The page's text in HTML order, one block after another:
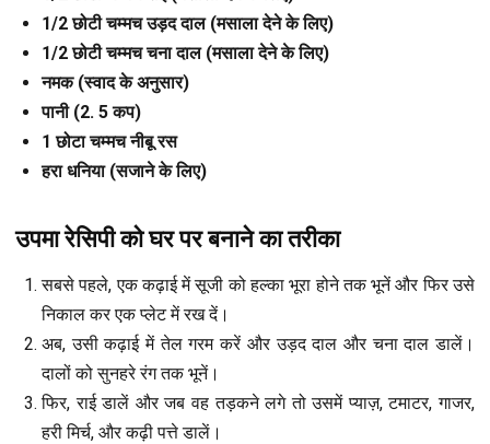
1/2 छोटी चम्मच उड़द दाल (मसाला देने के लिए)
1/2 छोटी चम्मच चना दाल (मसाला देने के लिए)
नमक (स्वाद के अनुसार)
पानी (2. 5 कप)
1 छोटा चम्मच नीबू रस
हरा धनिया (सजाने के लिए)
उपमा रेसिपी को घर पर बनाने का तरीका
सबसे पहले, एक कढ़ाई में सूजी को हल्का भूरा होने तक भूनें और फिर उसे
निकाल कर एक प्लेट में रख दें।
अब, उसी कढ़ाई में तेल गरम करें और उड़द दाल और चना दाल डालें।
दालों को सुनहरे रंग तक भूनें।
फिर, राई डालें और जब वह तड़कने लगे तो उसमें प्याज़, टमाटर, गाजर,
हरी मिर्च, और कढ़ी पत्ते डालें।